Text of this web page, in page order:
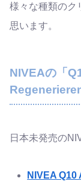
様々な種類のク
思います。
NIVEAの「
日本未発売の
NIVEA